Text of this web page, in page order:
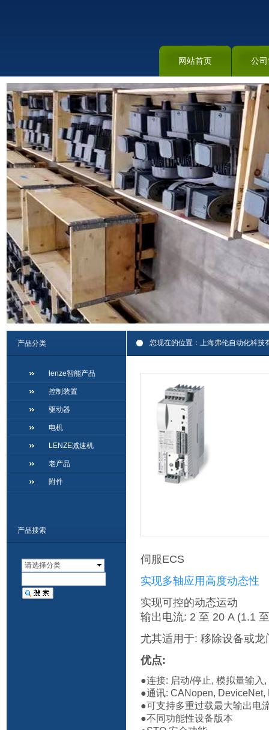
网站首页 公
产品搜索
请选择分类
您现在的位置： 上海弗伦自动化科技
伺服ECS
实现多轴应用高度动态性
实现可控的动态运动
输出电流: 2 至 20 A (1.1
尤其适用于: 移除设备或
优点:
●连接: 启动/停止, 模拟量输入
●通讯: CANopen,
●可支持多重过载最大输出电
●不同功能性设备版本
产品分类
lenze智能产品
控制装置
驱动器
电机
LENZE减速机
老产品
附件